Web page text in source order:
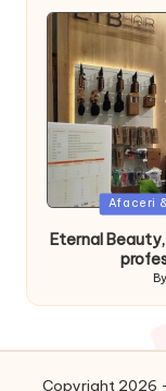
Posted
Afaceri
Eternal
By
Copyright 2026